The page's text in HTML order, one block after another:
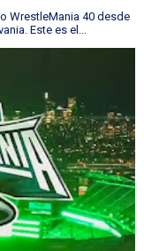
WrestleMania 40 desde
Este es el...